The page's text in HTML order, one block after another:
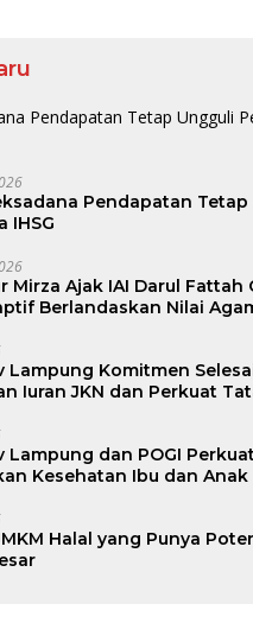
Pendapatan
IHSG
Mirza Ajak IAI Darul Fattah
Berlandaskan Nilai
Lampung Komitmen
Iuran JKN dan Perkuat
Lampung dan POGI
Kesehatan Ibu dan Anak
Halal yang Punya